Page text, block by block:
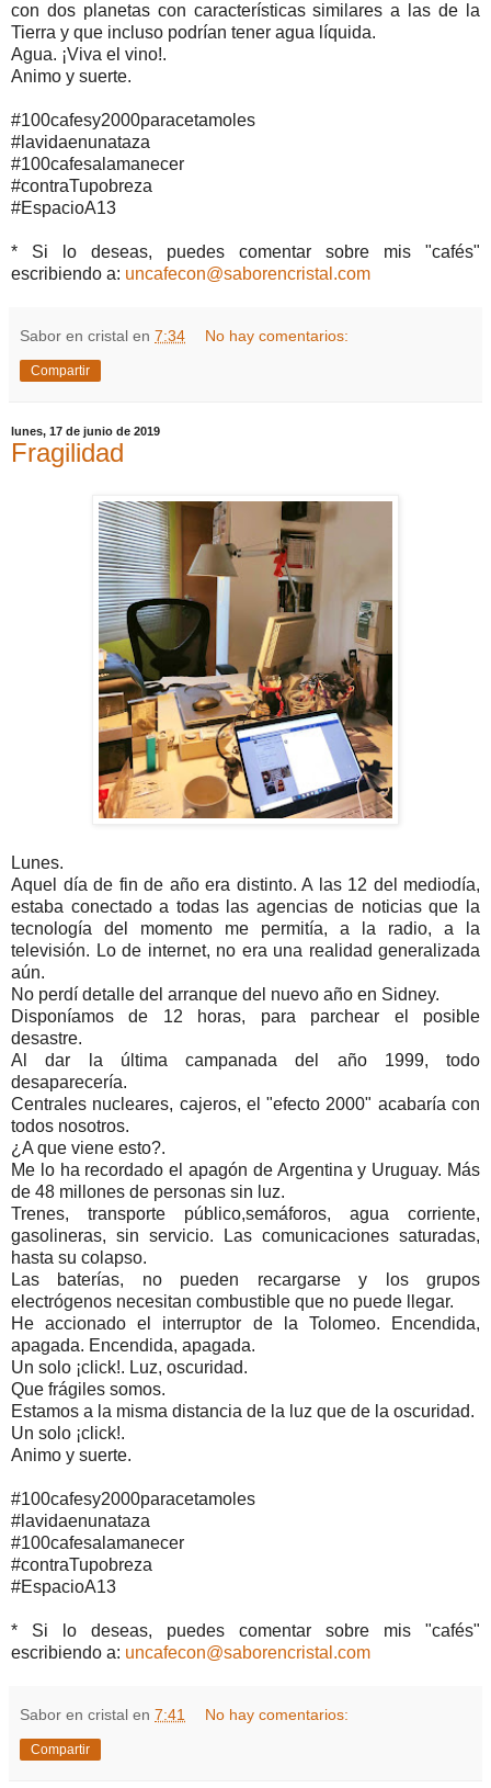
con dos planetas con características similares a las de la
Tierra y que incluso podrían tener agua líquida.
Agua. ¡Viva el vino!.
Animo y suerte.
#100cafesy2000paracetamoles
#lavidaenunataza
#100cafesalamanecer
#contraTupobreza
#EspacioA13
* Si lo deseas, puedes comentar sobre mis "cafés"
escribiendo a: uncafecon@saborencristal.com
Sabor en cristal en 7:34 No hay comentarios:
Compartir
lunes, 17 de junio de 2019
Fragilidad
Lunes.
Aquel día de fin de año era distinto. A las 12 del mediodía,
estaba conectado a todas las agencias de noticias que la
tecnología del momento me permitía, a la radio, a la
televisión. Lo de internet, no era una realidad generalizada
aún.
No perdí detalle del arranque del nuevo año en Sidney.
Disponíamos de 12 horas, para parchear el posible
desastre.
Al dar la última campanada del año 1999, todo
desaparecería.
Centrales nucleares, cajeros, el "efecto 2000" acabaría con
todos nosotros.
¿A que viene esto?.
Me lo ha recordado el apagón de Argentina y Uruguay. Más
de 48 millones de personas sin luz.
Trenes, transporte público,semáforos, agua corriente,
gasolineras, sin servicio. Las comunicaciones saturadas,
hasta su colapso.
Las baterías, no pueden recargarse y los grupos
electrógenos necesitan combustible que no puede llegar.
He accionado el interruptor de la Tolomeo. Encendida,
apagada. Encendida, apagada.
Un solo ¡click!. Luz, oscuridad.
Que frágiles somos.
Estamos a la misma distancia de la luz que de la oscuridad.
Un solo ¡click!.
Animo y suerte.
#100cafesy2000paracetamoles
#lavidaenunataza
#100cafesalamanecer
#contraTupobreza
#EspacioA13
* Si lo deseas, puedes comentar sobre mis "cafés"
escribiendo a: uncafecon@saborencristal.com
Sabor en cristal en 7:41 No hay comentarios:
Compartir